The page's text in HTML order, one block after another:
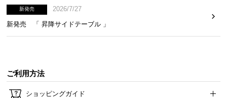
耐荷重 約50㎏
商品サイズ
新発売
2026/7/27
新発売 「 昇降サイドテーブル 」
ご利用方法
ショッピングガイド